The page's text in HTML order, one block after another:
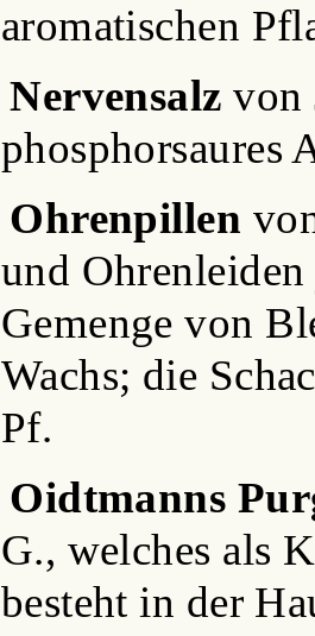
aromatischen
Nervensalz von
phosphorsaures
Ohrenpillen
und
Gemenge von
Wachs; die
Pf.
Oidtmanns
G., welches als
besteht in der